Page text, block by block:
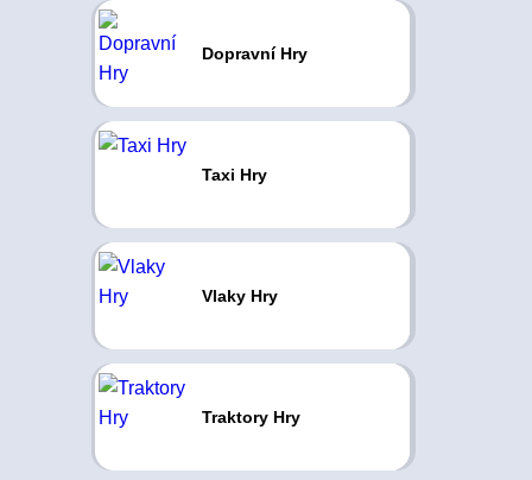
Dopravní Hry
Taxi Hry
Vlaky Hry
Traktory Hry